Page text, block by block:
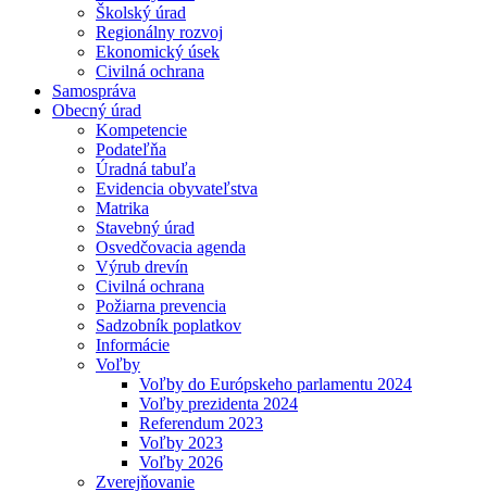
Školský úrad
Regionálny rozvoj
Ekonomický úsek
Civilná ochrana
Samospráva
Obecný úrad
Kompetencie
Podateľňa
Úradná tabuľa
Evidencia obyvateľstva
Matrika
Stavebný úrad
Osvedčovacia agenda
Výrub drevín
Civilná ochrana
Požiarna prevencia
Sadzobník poplatkov
Informácie
Voľby
Voľby do Európskeho parlamentu 2024
Voľby prezidenta 2024
Referendum 2023
Voľby 2023
Voľby 2026
Zverejňovanie